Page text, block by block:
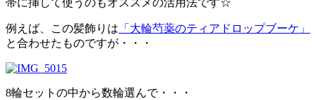
帯に挿して使うのもオススメの活用法です☆
例えば、この髪飾りは 「大輪芍薬のティアドロップブーケ」
と合わせたものですが・・・
8輪セットの中から数輪選んで・・・